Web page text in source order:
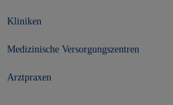
Kliniken
Medizinische Versorgungszentren
Arztpraxen